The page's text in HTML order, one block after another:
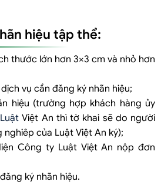
hiệu tập thể:
thước lớn hơn 3×3 cm và nhỏ hơn
vụ cần đăng ký nhãn hiệu;
hiệu (trường hợp khách hàng ủy
Việt An thì tờ khai sẽ do người
của Luật Việt An ký);
Công ty Luật Việt An nộp đơn
ký nhãn hiệu.